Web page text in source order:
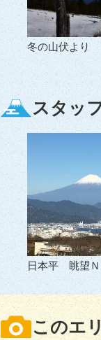
冬の山伏より
スタッ
日本平 眺望Ｎ
このエ